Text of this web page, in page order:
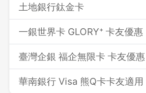
土地銀行鈦金卡
一銀世界卡 GLORY⁺ 卡友優惠
臺灣企銀 福企無限卡 卡友優惠
華南銀行 Visa 熊Q卡卡友適用